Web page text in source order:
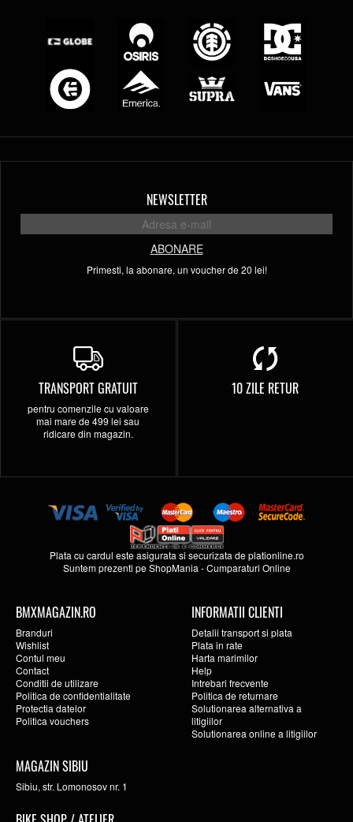
NEWSLETTER
ABONARE
Primesti, la abonare, un voucher de 20 lei!
TRANSPORT GRATUIT
pentru comenzile cu valoare
mai mare de 499 lei sau
ridicare din magazin.
10 ZILE RETUR
Plata cu cardul este asigurata si securizata deplationline.ro
Suntem prezenti peShopMania -Cumparaturi Online
BMXMAGAZIN.RO
Branduri
Wishlist
Contul meu
Contact
Conditii de utilizare
Politica de confidentialitate
Protectia datelor
Politica vouchers
INFORMATII CLIENTI
Detalii transport si plata
Plata in rate
Harta marimilor
Help
Intrebari frecvente
Politica de returnare
Solutionarea alternativa a
litigiilor
Solutionarea online a litigiilor
MAGAZIN SIBIU
Sibiu, str. Lomonosov nr. 1